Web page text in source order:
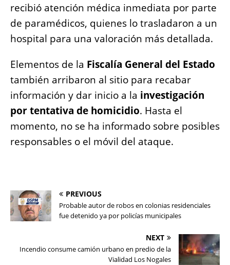
recibió atención médica inmediata por parte
de paramédicos, quienes lo trasladaron a un
hospital para una valoración más detallada.
Elementos de la Fiscalía General del Estado
también arribaron al sitio para recabar
información y dar inicio a la investigación
por tentativa de homicidio. Hasta el
momento, no se ha informado sobre posibles
responsables o el móvil del ataque.
PREVIOUS
Probable autor de robos en colonias residenciales
fue detenido ya por policías municipales
NEXT
Incendio consume camión urbano en predio de la
Vialidad Los Nogales